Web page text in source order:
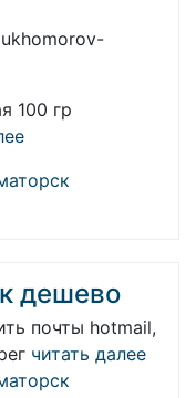
100 гр
дешево
почты hotmail,
читать далее